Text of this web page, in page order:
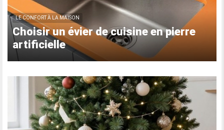
LE CONFORT À LA MAISON
Choisir un évier de cuisine en pierre
artificielle